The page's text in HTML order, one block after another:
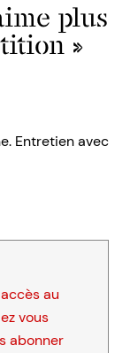
plus
»
Entretien avec
au
vous
abonner